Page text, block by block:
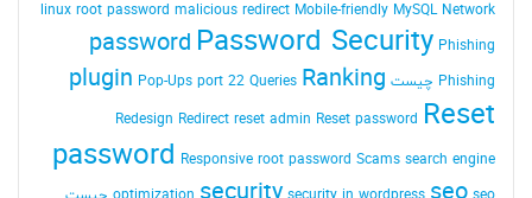
linux root password malicious redirect Mobile-friendly MySQL Network
password Password Security Phishing
Phishing چیست
plugin Pop-Ups port 22 Queries Ranking
Redesign Redirect reset admin Reset password Reset
password Responsive root password Scams search engine